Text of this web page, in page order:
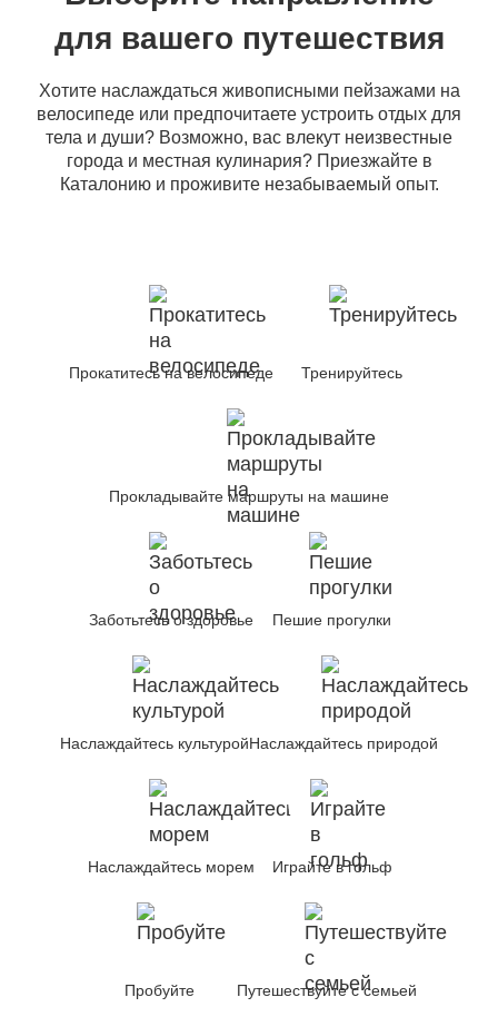
для вашего путешествия
Хотите наслаждаться живописными пейзажами на
велосипеде или предпочитаете устроить отдых для
тела и души? Возможно, вас влекут неизвестные
города и местная кулинария? Приезжайте в
Каталонию и проживите незабываемый опыт.
Прокатитесь на велосипеде Тренируйтесь
Прокладывайте маршруты на машине
Заботьтесь о здоровье Пешие прогулки
Наслаждайтесь культуройНаслаждайтесь природой
Наслаждайтесь морем Играйте в гольф
Пробуйте Путешествуйте с семьей